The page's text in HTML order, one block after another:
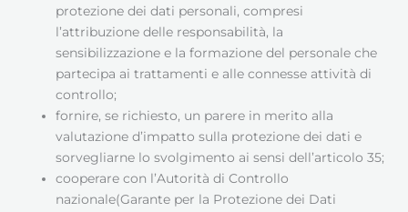
protezione dei dati personali, compresi
l’attribuzione delle responsabilità, la
sensibilizzazione e la formazione del personale che
partecipa ai trattamenti e alle connesse attività di
controllo;
fornire, se richiesto, un parere in merito alla
valutazione d’impatto sulla protezione dei dati e
sorvegliarne lo svolgimento ai sensi dell’articolo 35;
cooperare con l’Autorità di Controllo
nazionale(Garante per la Protezione dei Dati